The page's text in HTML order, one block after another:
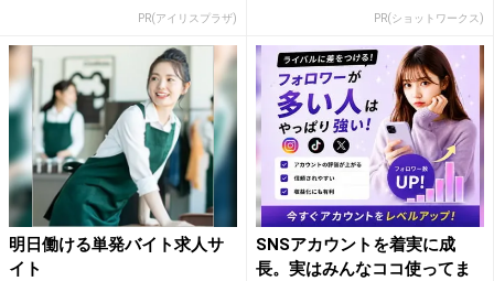
PR(アイリスプラザ) PR(ショットワークス)
明日働ける単発バイト求人サ
イト
SNSアカウントを着実に成
長。実はみんなココ使ってま